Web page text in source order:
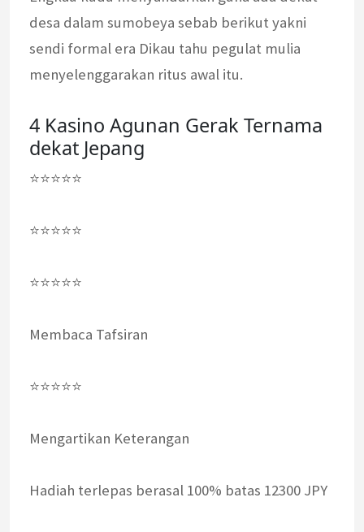
desa dalam sumobeya sebab berikut yakni
sendi formal era Dikau tahu pegulat mulia
menyelenggarakan ritus awal itu.
4 Kasino Agunan Gerak Ternama
dekat Jepang
⭐⭐⭐⭐⭐
⭐⭐⭐⭐⭐
⭐⭐⭐⭐⭐
Membaca Tafsiran
⭐⭐⭐⭐⭐
Mengartikan Keterangan
Hadiah terlepas berasal 100% batas 12300 JPY